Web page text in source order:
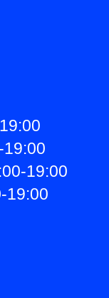
19:00
19:00
19:00